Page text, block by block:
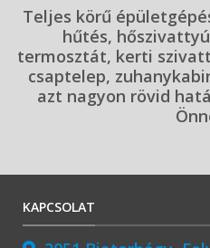
Teljes körű
hűtés,
termosztát, kerti
csaptelep,
azt nagyon rövid
KAPCSOLAT